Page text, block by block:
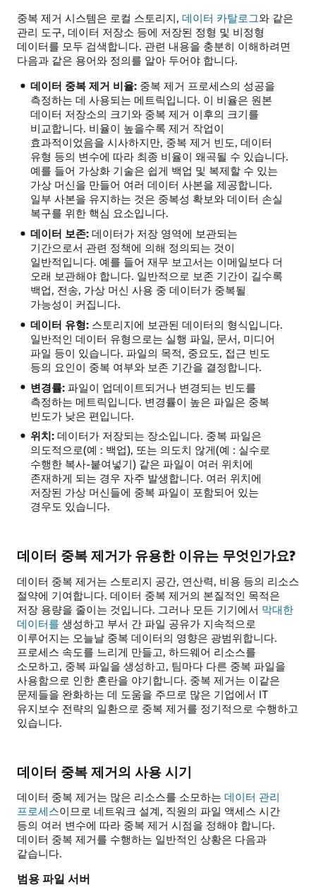
중복 제거 시스템은 로컬 스토리지, 데이터 카탈로그와 같은
관리 도구, 데이터 저장소 등에 저장된 정형 및 비정형
데이터를 모두 검색합니다. 관련 내용을 충분히 이해하려면
다음과 같은 용어와 정의를 알아 두어야 합니다.
데이터 중복 제거 비율:중복 제거 프로세스의 성공을
측정하는 데 사용되는 메트릭입니다. 이 비율은 원본
데이터 저장소의 크기와 중복 제거 이후의 크기를
비교합니다. 비율이 높을수록 제거 작업이
효과적이었음을 시사하지만, 중복 제거 빈도, 데이터
유형 등의 변수에 따라 최종 비율이 왜곡될 수 있습니다.
예를 들어 가상화 기술은 쉽게 백업 및 복제할 수 있는
가상 머신을 만들어 여러 데이터 사본을 제공합니다.
일부 사본을 유지하는 것은 중복성 확보와 데이터 손실
복구를 위한 핵심 요소입니다.
데이터 보존:데이터가 저장 영역에 보관되는
기간으로서 관련 정책에 의해 정의되는 것이
일반적입니다. 예를 들어 재무 보고서는 이메일보다 더
오래 보관해야 합니다. 일반적으로 보존 기간이 길수록
백업, 전송, 가상 머신 사용 중 데이터가 중복될
가능성이 커집니다.
데이터 유형:스토리지에 보관된 데이터의 형식입니다.
일반적인 데이터 유형으로는 실행 파일, 문서, 미디어
파일 등이 있습니다. 파일의 목적, 중요도, 접근 빈도
등의 요인이 중복 여부와 보존 기간을 결정합니다.
변경률:파일이 업데이트되거나 변경되는 빈도를
측정하는 메트릭입니다. 변경률이 높은 파일은 중복
빈도가 낮은 편입니다.
위치:데이터가 저장되는 장소입니다. 중복 파일은
의도적으로(예 : 백업), 또는 의도치 않게(예 : 실수로
수행한 복사-붙여넣기) 같은 파일이 여러 위치에
존재하게 되는 경우 자주 발생합니다. 여러 위치에
저장된 가상 머신들에 중복 파일이 포함되어 있는
경우도 있습니다.
데이터 중복 제거가 유용한 이유는 무엇인가요?
데이터 중복 제거는 스토리지 공간, 연산력, 비용 등의 리소스
절약에 기여합니다. 데이터 중복 제거의 본질적인 목적은
저장 용량을 줄이는 것입니다. 그러나 모든 기기에서 막대한
데이터를 생성하고 부서 간 파일 공유가 지속적으로
이루어지는 오늘날 중복 데이터의 영향은 광범위합니다.
프로세스 속도를 느리게 만들고, 하드웨어 리소스를
소모하고, 중복 파일을 생성하고, 팀마다 다른 중복 파일을
사용함으로 인한 혼란을 야기합니다. 중복 제거는 이같은
문제들을 완화하는 데 도움을 주므로 많은 기업에서 IT
유지보수 전략의 일환으로 중복 제거를 정기적으로 수행하고
있습니다.
데이터 중복 제거의 사용 시기
데이터 중복 제거는 많은 리소스를 소모하는 데이터 관리
프로세스이므로 네트워크 설계, 직원의 파일 액세스 시간
등의 여러 변수에 따라 중복 제거 시점을 정해야 합니다.
데이터 중복 제거를 수행하는 일반적인 상황은 다음과
같습니다.
범용 파일 서버